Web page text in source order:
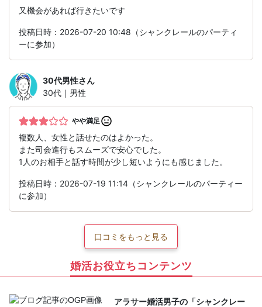
又機会があれば行きたいです
投稿日時：2026-07-20 10:48（シャンクレールのパーティ
ーに参加）
30代男性さん
30代｜男性
やや満足
複数人、女性と話せたのはよかった。
また司会進行もスムーズで安心でした。
1人のお相手と話す時間が少し短いようにも感じました。
投稿日時：2026-07-19 11:14（シャンクレールのパーティー
に参加）
口コミをもっと見る
婚活お役立ちコンテンツ
アラサー婚活男子の「シャンクレー